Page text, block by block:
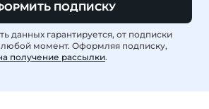
ПОДПИСКУ
данных гарантируется, от подписки
любой момент. Оформляя подписку,
получение рассылки.